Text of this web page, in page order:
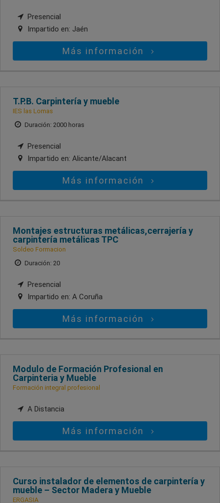
Presencial
Impartido en: Jaén
Más información
T.P.B. Carpintería y mueble
IES las Lomas
Duración: 2000 horas
Presencial
Impartido en: Alicante/Alacant
Más información
Montajes estructuras metálicas,cerrajería y
carpintería metálicas TPC
Soldeo Formacion
Duración: 20
Presencial
Impartido en: A Coruña
Más información
Modulo de Formación Profesional en
Carpinteria y Mueble
Formación integral profesional
A Distancia
Más información
Curso instalador de elementos de carpintería y
mueble – Sector Madera y Mueble
ERGASIA